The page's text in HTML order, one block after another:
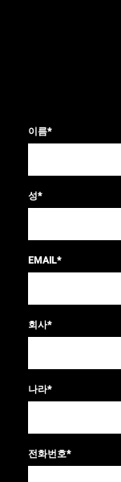
이름*
성*
EMAIL*
회사*
나라*
전화번호*